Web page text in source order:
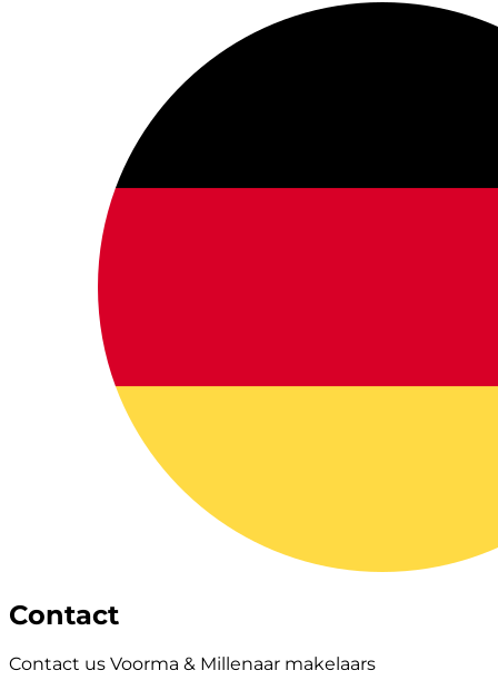
Contact
Contact us Voorma & Millenaar makelaars